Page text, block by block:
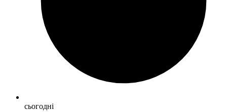
сьогодні